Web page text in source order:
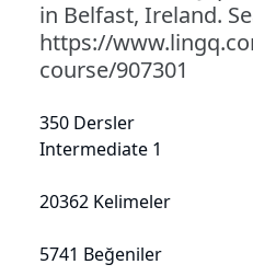
in Belfast, Ireland.
https://
course/907301
350 Dersler
Intermediate 1
20362 Kelimeler
5741 Beğeniler